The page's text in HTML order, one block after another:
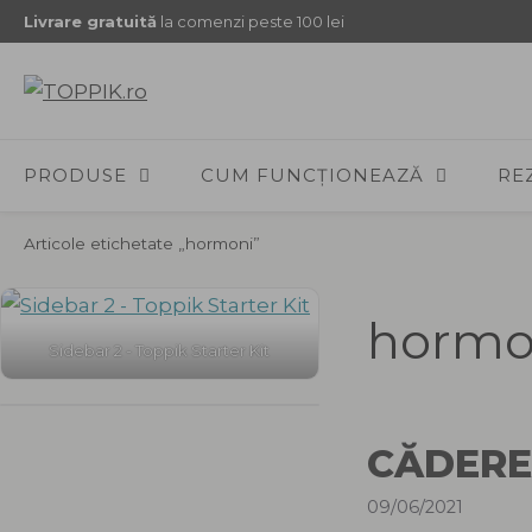
Sari
la
conținut
Livrare gratuită la comenzi peste 100 lei
PRODUSE CUM FUNCȚIONEAZĂ
Articole etichetate „hormoni”
09/06/2021
Sidebar 2 - Toppik Starter Kit